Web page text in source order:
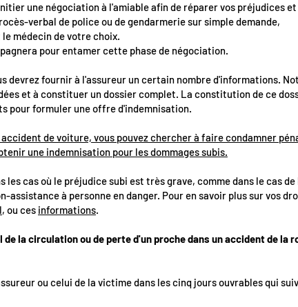
une négociation à l'amiable afin de réparer vos préjudices
verbal de police ou de gendarmerie sur simple demande,
médecin de votre choix.
pour entamer cette phase de négociation.
devrez fournir à l'assureur un certain nombre d'informations.
et à constituer un dossier complet. La constitution de ce
pour formuler une offre d'indemnisation.
accident de voiture, vous pouvez chercher à faire condamner
une indemnisation pour les dommages subis.
les cas où le préjudice subi est très grave, comme dans le cas
assistance à personne en danger. Pour en savoir plus sur vos
, ou ces informations.
la circulation ou de perte d'un proche dans un accident de la
ou celui de la victime dans les cinq jours ouvrables qui